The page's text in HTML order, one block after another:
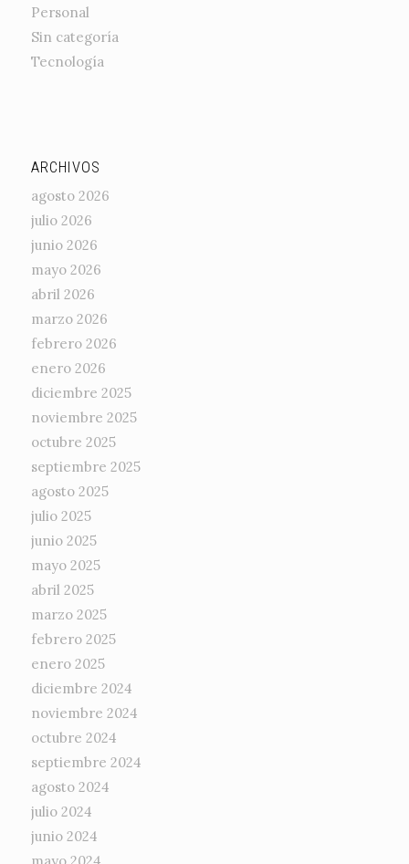
Personal
Sin categoría
Tecnología
ARCHIVOS
agosto 2026
julio 2026
junio 2026
mayo 2026
abril 2026
marzo 2026
febrero 2026
enero 2026
diciembre 2025
noviembre 2025
octubre 2025
septiembre 2025
agosto 2025
julio 2025
junio 2025
mayo 2025
abril 2025
marzo 2025
febrero 2025
enero 2025
diciembre 2024
noviembre 2024
octubre 2024
septiembre 2024
agosto 2024
julio 2024
junio 2024